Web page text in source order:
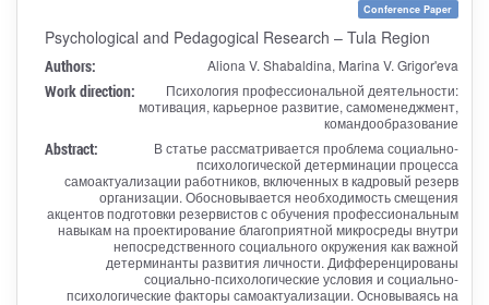
Conference Paper
Psychological and Pedagogical Research – Tula Region
Authors: Aliona V. Shabaldina, Marina V. Grigor'eva
Work direction:
Психология профессиональной деятельности:
мотивация, карьерное развитие, самоменеджмент,
командообразование
Abstract:
В статье рассматривается проблема социально-
психологической детерминации процесса
самоактуализации работников, включенных в кадровый резерв
организации. Обосновывается необходимость смещения
акцентов подготовки резервистов с обучения профессиональным
навыкам на проектирование благоприятной микросреды внутри
непосредственного социального окружения как важной
детерминанты развития личности. Дифференцированы
социально-психологические условия и социально-
психологические факторы самоактуализации. Основываясь на